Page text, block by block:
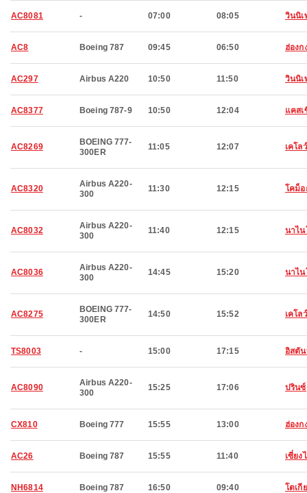
AC8081 - 07:00 08:05 วินนิเ
AC8 Boeing 787 09:45 06:50 ฮ่องก
AC297 Airbus A220 10:50 11:50 วินนิเ
AC8377 Boeing 787-9 10:50 12:04 แคสเ
AC8269
BOEING 777-
300ER
11:05 12:07 เคโล
AC8320
Airbus A220-
300
11:30 12:15 โคม็
AC8032
Airbus A220-
300
11:40 12:15 นาไน
AC8036
Airbus A220-
300
14:45 15:20 นาไน
AC8275
BOEING 777-
300ER
14:50 15:52 เคโล
TS8003 - 15:00 17:15 อิสตั
AC8090
Airbus A220-
300
15:25 17:06 ปรินซ์
CX810 Boeing 777 15:55 13:00 ฮ่องก
AC26 Boeing 787 15:55 11:40 เซี่ยง
NH6814 Boeing 787 16:50 09:40 โตเกี